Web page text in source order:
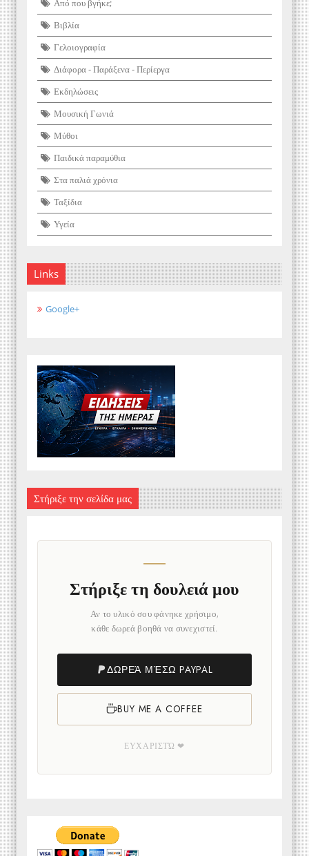
Από που βγήκε;
Βιβλία
Γελοιογραφία
Διάφορα - Παράξενα - Περίεργα
Εκδηλώσεις
Μουσική Γωνιά
Μύθοι
Παιδικά παραμύθια
Στα παλιά χρόνια
Ταξίδια
Υγεία
Links
Google+
Στήριξε την σελίδα μας
Στήριξε τη δουλειά μου
Αν το υλικό σου φάνηκε χρήσιμο,
κάθε δωρεά βοηθά να συνεχιστεί.
ΔΩΡΕΆ ΜΈΣΩ PAYPAL
BUY ME A COFFEE
ΕΥΧΑΡΙΣΤΏ ❤